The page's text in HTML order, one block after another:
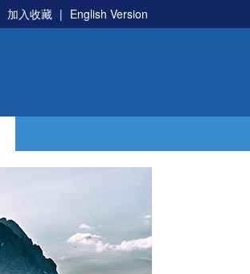
加入收藏 | English Version